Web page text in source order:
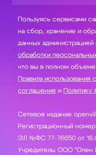
Пользуясь сервисами
на сбор, хранение и обработку ваших персональных
данных администрацией
обработки
что вы в полном объеме
Правила использования
соглашение и Политику
Сетевое издание
Регистрационный
ЭЛ №ФС 77-76650 от
Учредитель: ООО "Опен